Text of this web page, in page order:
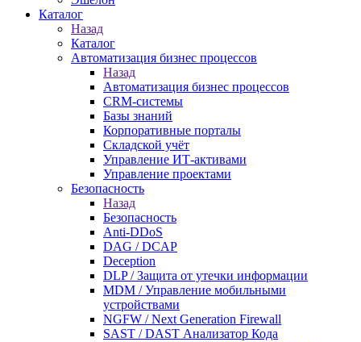
Каталог
Назад
Каталог
Автоматизация бизнес процессов
Назад
Автоматизация бизнес процессов
CRM-системы
Базы знаний
Корпоративные порталы
Складской учёт
Управление ИТ-активами
Управление проектами
Безопасность
Назад
Безопасность
Anti-DDoS
DAG / DCAP
Deception
DLP / Защита от утечки информации
MDM / Управление мобильными
устройствами
NGFW / Next Generation Firewall
SAST / DAST Анализатор Кода